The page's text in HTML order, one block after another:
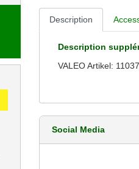
Description
Description
VALEO Artikel:
Social Media